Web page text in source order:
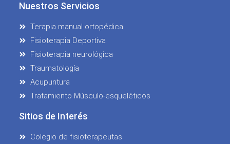
Nuestros Servicios
Terapia manual ortopédica
Fisioterapia Deportiva
Fisioterapia neurológica
Traumatología
Acupuntura
Tratamiento Músculo-esqueléticos
Sitios de Interés
Colegio de fisioterapeutas